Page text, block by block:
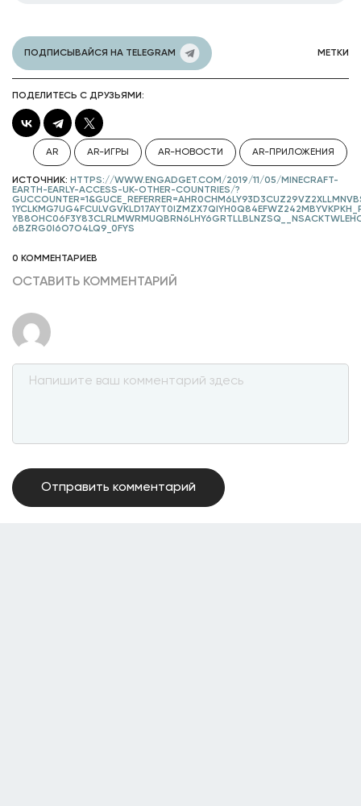
ПОДПИСЫВАЙСЯ НА TELEGRAM МЕТКИ
ПОДЕЛИТЕСЬ С ДРУЗЬЯМИ:
AR AR-ИГРЫ AR-НОВОСТИ AR-ПРИЛОЖЕНИЯ
ИСТОЧНИК: HTTPS://WWW.ENGADGET.COM/2019/11/05/MINECRAFT-
EARTH-EARLY-ACCESS-UK-OTHER-COUNTRIES/?
6BZRG0I6O7O4LQ9_0FYS
0 КОММЕНТАРИЕВ
ОСТАВИТЬ КОММЕНТАРИЙ